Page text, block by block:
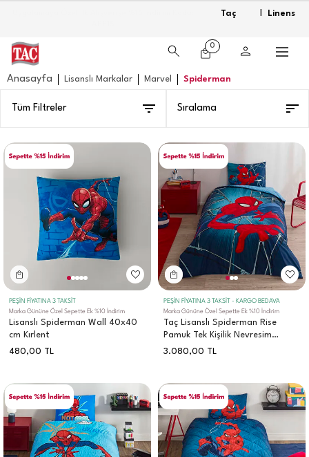
Taç Linens
Anasayfa
PEŞİN FİYATINA 3 TAKSİT
Marka Gününe Özel Sepette Ek %10 İndirim
Lisanslı Spiderman Wall 40x40
cm Kırlent
480,00 TL
PEŞİN FİYATINA 3 TAKSİT - KARGO BEDAVA
Marka Gününe Özel Sepette Ek %10 İndirim
Taç Lisanslı Spiderman Rise
Pamuk Tek Kişilik Nevresim
Takımı
3.080,00 TL